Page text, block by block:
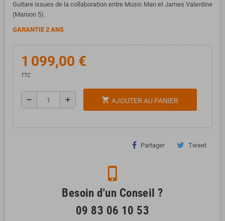
Guitare issues de la collaboration entre Music Man et James Valentine
(Maroon 5).
GARANTIE 2 ANS
1 099,00 €
TTC
remove add shopping_cart AJOUTER AU PANIER
Partager Tweet
phone_iphone
Besoin d'un Conseil ?
09 83 06 10 53